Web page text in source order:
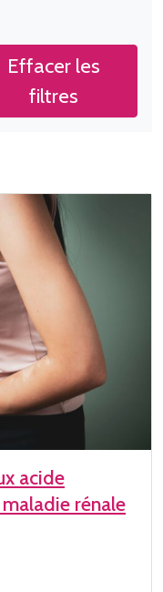
Effacer les
filtres
acide
rénale